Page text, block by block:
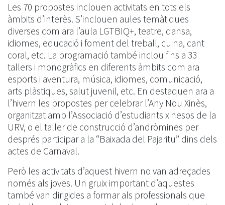
Les 70 propostes inclouen activitats en tots els
àmbits d’interès. S’inclouen aules temàtiques
diverses com ara l’aula LGTBIQ+, teatre, dansa,
idiomes, educació i foment del treball, cuina, cant
coral, etc. La programació també inclou fins a 33
tallers i monogràfics en diferents àmbits com ara
esports i aventura, música, idiomes, comunicació,
arts plàstiques, salut juvenil, etc. En destaquen ara a
l’hivern les propostes per celebrar l’Any Nou Xinès,
organitzat amb l’Associació d’estudiants xinesos de la
URV, o el taller de construcció d’andròmines per
després participar a la “Baixada del Pajaritu” dins dels
actes de Carnaval.
Però les activitats d’aquest hivern no van adreçades
només als joves. Un gruix important d’aquestes
també van dirigides a formar als professionals que